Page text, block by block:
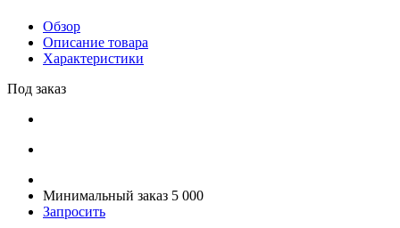
Обзор
Описание товара
Характеристики
Под заказ
Минимальный заказ 5 000
Запросить